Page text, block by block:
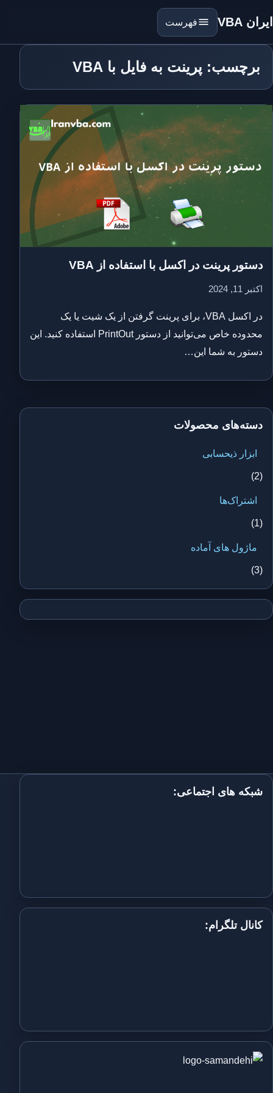
ایران VBA فهرست
برچسب: پرینت به فایل با VBA
دستور پرینت در اکسل با استفاده از VBA
اکتبر 11, 2024
در اکسل VBA، برای پرینت گرفتن از یک شیت یا یک
محدوده خاص می‌توانید از دستور PrintOut استفاده کنید. این
دستور به شما این…
دسته‌های محصولات
ابزار ذیحسابی
(2)
اشتراک‌ها
(1)
ماژول های آماده
(3)
شبکه های اجتماعی:
کانال تلگرام: